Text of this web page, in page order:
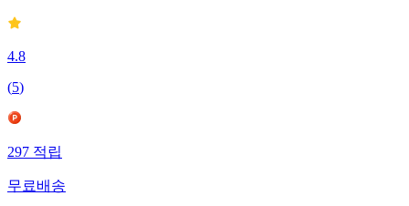
4.8
(5)
297 적립
무료배송